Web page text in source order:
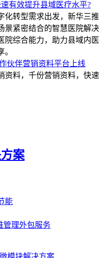
有效提升县域医疗水平?
化转型需求出发，新华三推
景紧密结合的智慧医院解决
院综合能力，助力县域内医
伙伴营销资料平台上线
资料，千份营销资料，快速
案
能
管理外包服务
微模块解决方案